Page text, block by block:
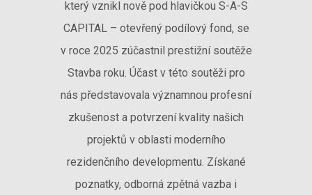
který vznikl nově pod hlavičkou S-A-S
CAPITAL – otevřený podílový fond, se
v roce 2025 zúčastnil prestižní soutěže
Stavba roku. Účast v této soutěži pro
nás představovala významnou profesní
zkušenost a potvrzení kvality našich
projektů v oblasti moderního
rezidenčního developmentu. Získané
poznatky, odborná zpětná vazba i